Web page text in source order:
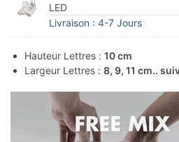
LED
Livraison : 4-7 Jours
Hauteur Lettres : 10 cm
Largeur Lettres : 8, 9, 11 cm..